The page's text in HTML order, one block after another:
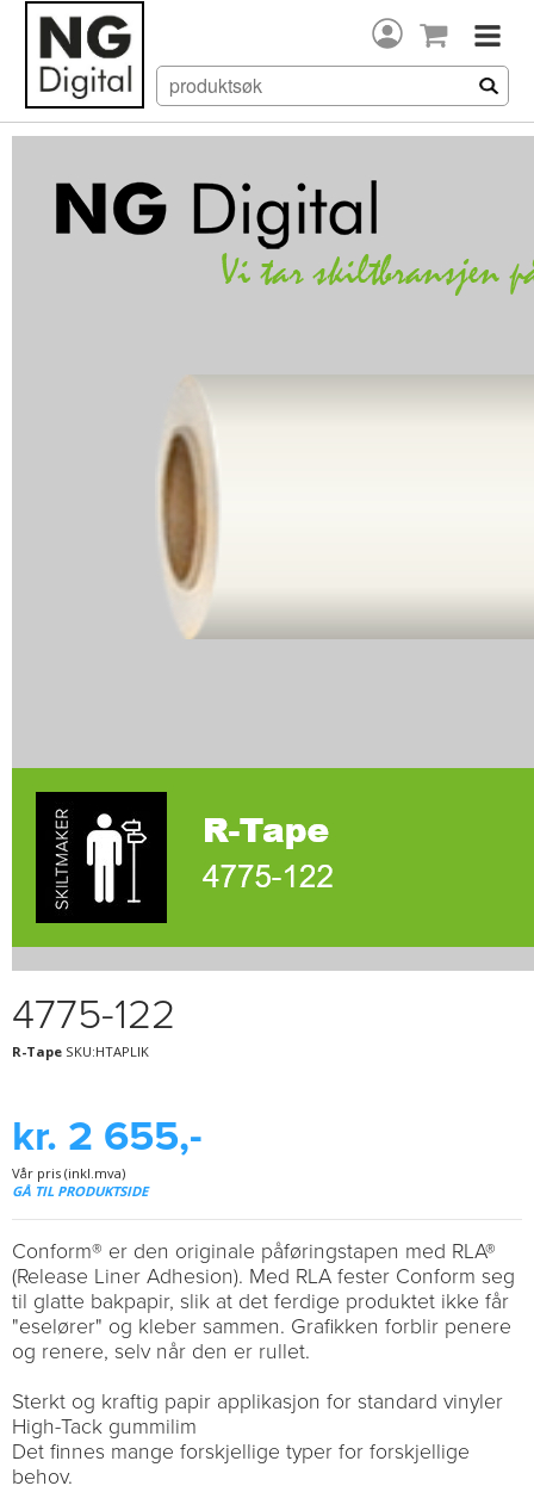
4775-122
R-Tape SKU:HTAPLIK
kr. 2 655,-
Vår pris (inkl.mva)
GÅ TIL PRODUKTSIDE
Conform® er den originale påføringstapen med RLA®
(Release Liner Adhesion). Med RLA fester Conform seg
til glatte bakpapir, slik at det ferdige produktet ikke får
"eselører" og kleber sammen. Grafikken forblir penere
og renere, selv når den er rullet.
Sterkt og kraftig papir applikasjon for standard vinyler
High-Tack gummilim
Det finnes mange forskjellige typer for forskjellige
behov.